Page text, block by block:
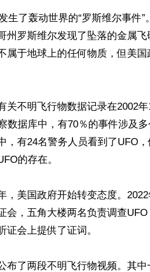
生了轰动世界的“罗斯维尔事件”
州罗斯维尔发现了坠落的金属
属于地球上的任何物质，但美
关不明飞行物数据记录在2002
数据库中，有70％的事件涉及
，有24名警务人员看到了UFO
的存在。
，美国政府开始转变态度。
会，五角大楼两名负责调查
证会上提供了证词。
布了两段不明飞行物视频。其